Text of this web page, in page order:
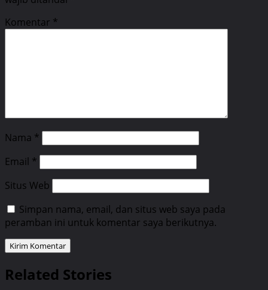
Komentar *
Nama *
Email *
Situs Web
Simpan nama, email, dan situs web saya pada
peramban ini untuk komentar saya berikutnya.
Related Stories